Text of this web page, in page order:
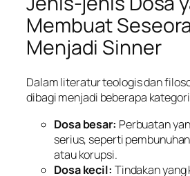
Membuat
Menjadi Sinner
Dalam literatur teologis dan
dibagi menjadi beberapa
Dosa besar: Perbuatan
serius, seperti
atau korupsi.
Dosa kecil: Tindakan